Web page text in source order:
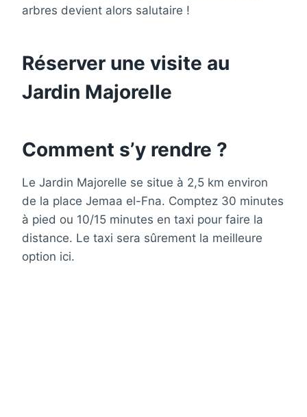
arbres devient alors salutaire !
Réserver une visite au
Jardin Majorelle
Comment s’y rendre ?
Le Jardin Majorelle se situe à 2,5 km environ
de la place Jemaa el-Fna. Comptez 30 minutes
à pied ou 10/15 minutes en taxi pour faire la
distance. Le taxi sera sûrement la meilleure
option ici.